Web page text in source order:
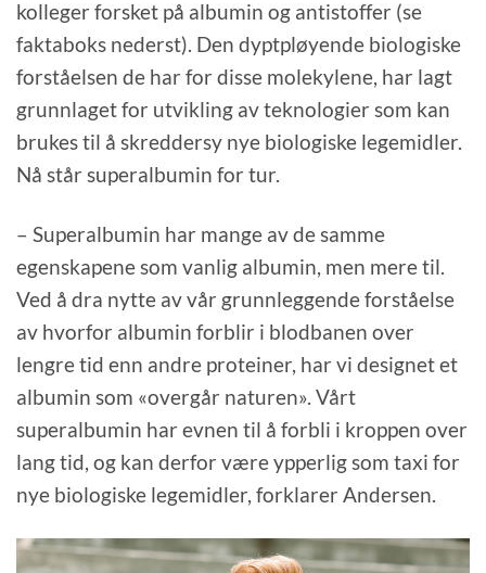
kolleger forsket på albumin og antistoffer (se
faktaboks nederst). Den dyptpløyende biologiske
forståelsen de har for disse molekylene, har lagt
grunnlaget for utvikling av teknologier som kan
brukes til å skreddersy nye biologiske legemidler.
Nå står superalbumin for tur.
– Superalbumin har mange av de samme
egenskapene som vanlig albumin, men mere til.
Ved å dra nytte av vår grunnleggende forståelse
av hvorfor albumin forblir i blodbanen over
lengre tid enn andre proteiner, har vi designet et
albumin som «overgår naturen». Vårt
superalbumin har evnen til å forbli i kroppen over
lang tid, og kan derfor være ypperlig som taxi for
nye biologiske legemidler, forklarer Andersen.